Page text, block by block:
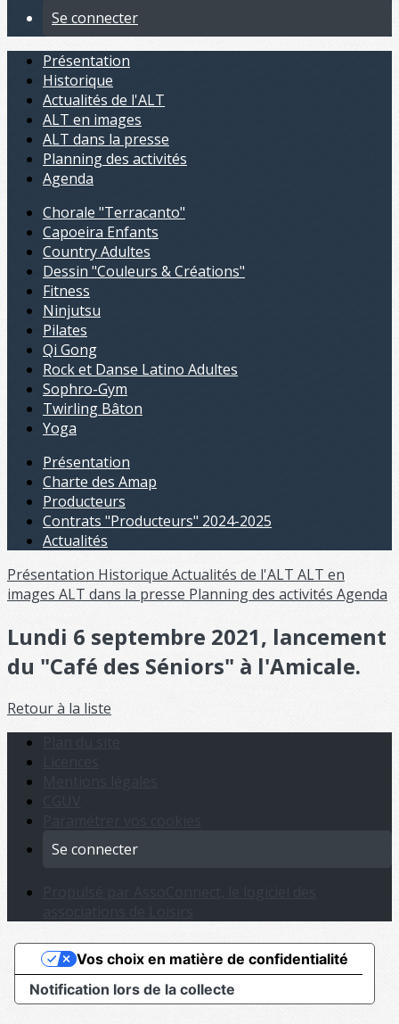
Se connecter
Présentation
Historique
Actualités de l'ALT
ALT en images
ALT dans la presse
Planning des activités
Agenda
Chorale "Terracanto"
Capoeira Enfants
Country Adultes
Dessin "Couleurs & Créations"
Fitness
Ninjutsu
Pilates
Qi Gong
Rock et Danse Latino Adultes
Sophro-Gym
Twirling Bâton
Yoga
Présentation
Charte des Amap
Producteurs
Contrats "Producteurs" 2024-2025
Actualités
Présentation Historique Actualités de l'ALT ALT en
images ALT dans la presse Planning des activités Agenda
Lundi 6 septembre 2021, lancement
du "Café des Séniors" à l'Amicale.
Retour à la liste
Se connecter
Notification lors de la collecte
Vos choix en matière de confidentialité